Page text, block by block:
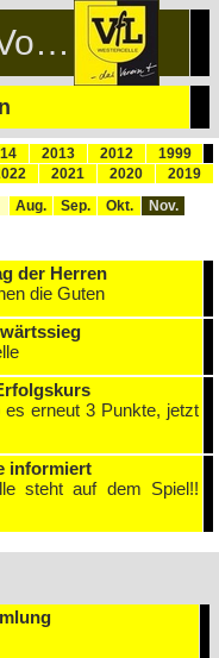
VfL Westercelle Volleyball
1999
2012
2013
2019
2020
2021
Aug. Sep. Okt.
Nov.
der Herren
die Guten
erneut 3 Punkte, jetzt
informiert
steht auf dem Spiel!!